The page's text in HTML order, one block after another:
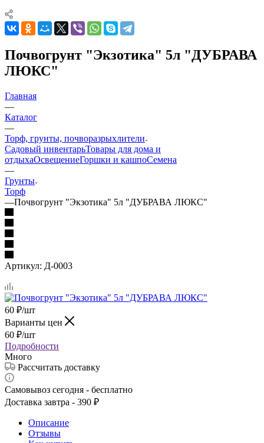
Почвогрунт "Экзотика" 5л "ДУБРАВА
ЛЮКС"
Главная
—
Каталог
—
Торф, грунты, почворазрыхлители
Садовый инвентарьТовары для дома и
отдыхаОсвещениеГоршки и кашпоСемена
—
Грунты
Торф
—Почвогрунт "Экзотика" 5л "ДУБРАВА ЛЮКС"
Артикул: Д-0003
60 ₽/шт
Варианты цен
60 ₽/шт
Подробности
Много
Рассчитать доставку
Самовывоз сегодня - бесплатно
Доставка завтра - 390 ₽
Описание
Отзывы